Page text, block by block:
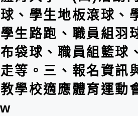
、學生地板滾球、
生路跑、職員組羽
袋球、職員組籃球
等。三、報名資訊
學校適應體育運動